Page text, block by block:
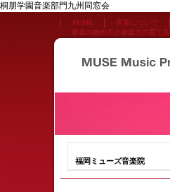
桐朋学園音楽部門九州同窓会
HOME 音楽について
音楽の始め方と音楽力の育て方
福岡ミューズ音楽院